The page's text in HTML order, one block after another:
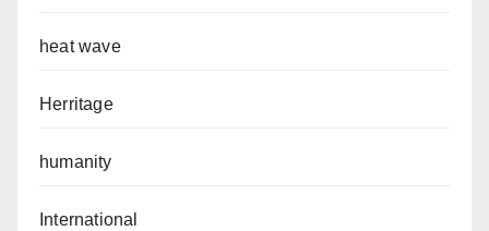
heat wave
Herritage
humanity
International